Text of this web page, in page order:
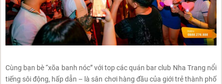
Cùng bạn bè “xõa banh nóc” với top các quán bar club Nha Trang nổi
tiếng sôi động, hấp dẫn – là sân chơi hàng đầu của giới trẻ thành phố